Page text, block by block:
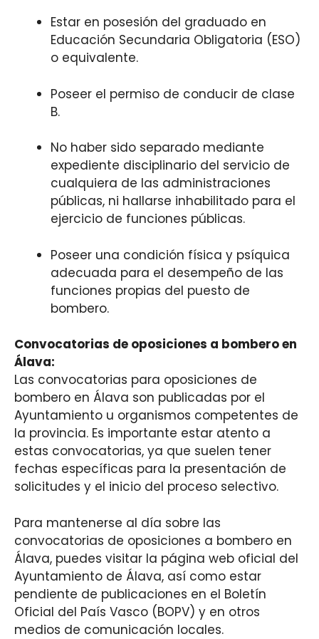
Estar en posesión del graduado en
Educación Secundaria Obligatoria (ESO)
o equivalente.
Poseer el permiso de conducir de clase
B.
No haber sido separado mediante
expediente disciplinario del servicio de
cualquiera de las administraciones
públicas, ni hallarse inhabilitado para el
ejercicio de funciones públicas.
Poseer una condición física y psíquica
adecuada para el desempeño de las
funciones propias del puesto de
bombero.
Convocatorias de oposiciones a bombero en
Álava:
Las convocatorias para oposiciones de
bombero en Álava son publicadas por el
Ayuntamiento u organismos competentes de
la provincia. Es importante estar atento a
estas convocatorias, ya que suelen tener
fechas específicas para la presentación de
solicitudes y el inicio del proceso selectivo.
Para mantenerse al día sobre las
convocatorias de oposiciones a bombero en
Álava, puedes visitar la página web oficial del
Ayuntamiento de Álava, así como estar
pendiente de publicaciones en el Boletín
Oficial del País Vasco (BOPV) y en otros
medios de comunicación locales.